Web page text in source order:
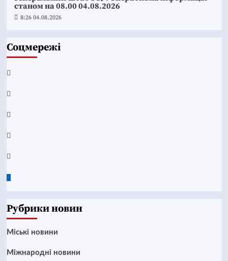
станом на 08.00 04.08.2026
8:26 04.08.2026
Соцмережі
Facebook
YouTube
Telegram
Instagram
Twitter
Google
Рубрики новин
Mіські новини
Міжнародні новини